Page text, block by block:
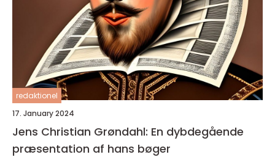
redaktionel
17. January 2024
Jens Christian Grøndahl: En dybdegående
præsentation af hans bøger